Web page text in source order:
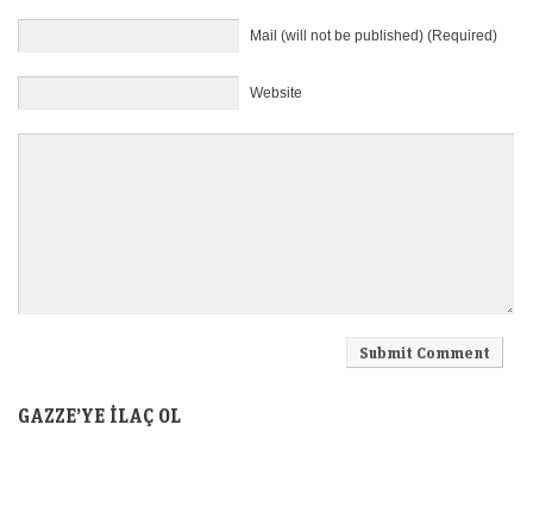
Mail (will not be published) (Required)
Website
GAZZE’YE İLAÇ OL